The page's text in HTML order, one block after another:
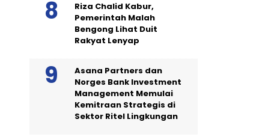
Riza Chalid Kabur,
Pemerintah Malah
Bengong Lihat Duit
Rakyat Lenyap
Asana Partners dan
Norges Bank Investment
Management Memulai
Kemitraan Strategis di
Sektor Ritel Lingkungan